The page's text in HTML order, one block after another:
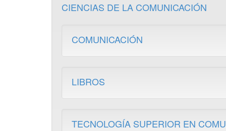
CIENCIAS DE LA COMUNICACIÓN
COMUNICACIÓN
LIBROS
TECNOLOGÍA SUPERIOR EN